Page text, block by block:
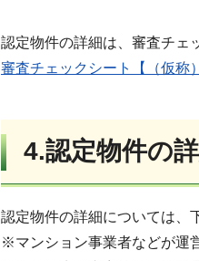
認定物件の詳細は、審査チェ
審査チェックシート【（仮称
4.認定物件の
認定物件の詳細については、
※マンション事業者などが運